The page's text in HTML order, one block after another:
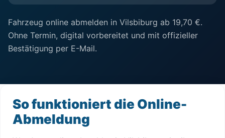
Fahrzeug online abmelden in Vilsbiburg ab 19,70 €.
Ohne Termin, digital vorbereitet und mit offizieller
Bestätigung per E-Mail.
So funktioniert die Online-
Abmeldung